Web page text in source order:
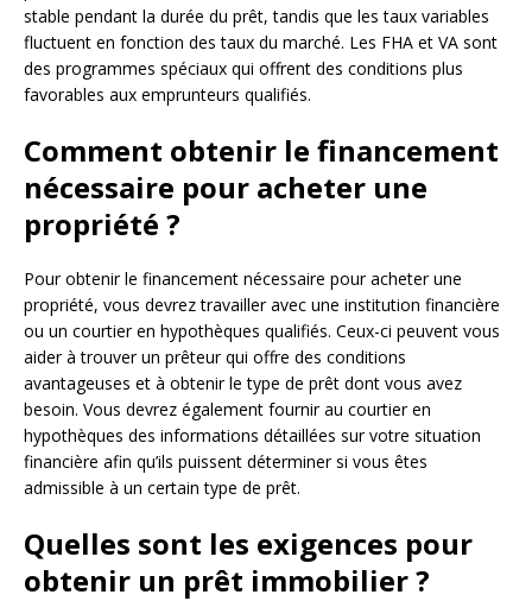
stable pendant la durée du prêt, tandis que les taux variables
fluctuent en fonction des taux du marché. Les FHA et VA sont
des programmes spéciaux qui offrent des conditions plus
favorables aux emprunteurs qualifiés.
Comment obtenir le financement
nécessaire pour acheter une
propriété ?
Pour obtenir le financement nécessaire pour acheter une
propriété, vous devrez travailler avec une institution financière
ou un courtier en hypothèques qualifiés. Ceux-ci peuvent vous
aider à trouver un prêteur qui offre des conditions
avantageuses et à obtenir le type de prêt dont vous avez
besoin. Vous devrez également fournir au courtier en
hypothèques des informations détaillées sur votre situation
financière afin qu’ils puissent déterminer si vous êtes
admissible à un certain type de prêt.
Quelles sont les exigences pour
obtenir un prêt immobilier ?